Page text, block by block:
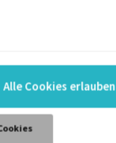
Alle Cookies erlauben